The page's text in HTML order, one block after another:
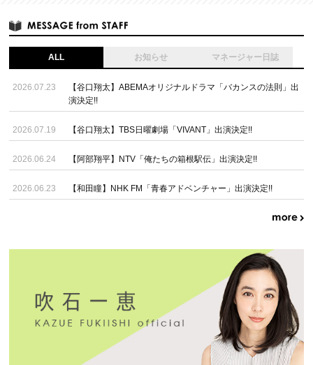
ALL お知らせ マネージャー日誌
2026.07.23
【谷口翔太】ABEMAオリジナルドラマ「バカンスの法則」出
演決定!!
2026.07.19 【谷口翔太】TBS日曜劇場「VIVANT」出演決定!!
2026.06.24 【阿部翔平】NTV「俺たちの箱根駅伝」出演決定!!
2026.06.23 【和田瞳】NHK FM「青春アドベンチャー」出演決定!!